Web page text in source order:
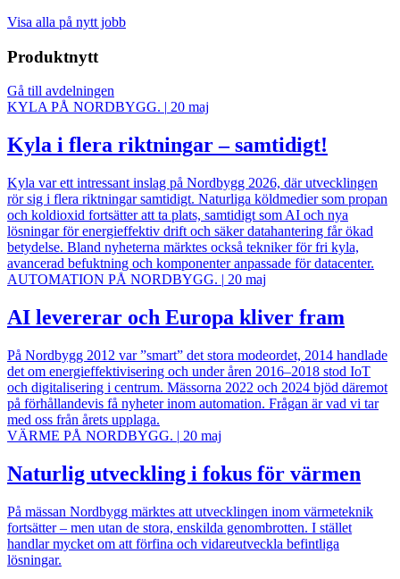
Visa alla på nytt jobb
Produktnytt
Gå till avdelningen
KYLA PÅ NORDBYGG. | 20 maj
Kyla i flera riktningar – samtidigt!
Kyla var ett intressant inslag på Nordbygg 2026, där utvecklingen
rör sig i flera riktningar samtidigt. Naturliga köldmedier som propan
och koldioxid fortsätter att ta plats, samtidigt som AI och nya
lösningar för energieffektiv drift och säker datahantering får ökad
betydelse. Bland nyheterna märktes också tekniker för fri kyla,
avancerad befuktning och komponenter anpassade för datacenter.
AUTOMATION PÅ NORDBYGG. | 20 maj
AI levererar och Europa kliver fram
På Nordbygg 2012 var ”smart” det stora modeordet, 2014 handlade
det om energieffektivisering och under åren 2016–2018 stod IoT
och digitalisering i centrum. Mässorna 2022 och 2024 bjöd däremot
på förhållandevis få nyheter inom automation. Frågan är vad vi tar
med oss från årets upplaga.
VÄRME PÅ NORDBYGG. | 20 maj
Naturlig utveckling i fokus för värmen
På mässan Nordbygg märktes att utvecklingen inom värmeteknik
fortsätter – men utan de stora, enskilda genombrotten. I stället
handlar mycket om att förfina och vidareutveckla befintliga
lösningar.